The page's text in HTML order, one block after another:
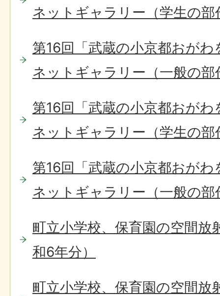
ネットギャラリー（学生の部
第16回「武蔵の小京都おが
ネットギャラリー（一般の部
第16回「武蔵の小京都おが
ネットギャラリー（学生の部
第16回「武蔵の小京都おが
ネットギャラリー（一般の部
町立小学校、保育園の空間放
和6年分）
町立小学校、保育園の空間放